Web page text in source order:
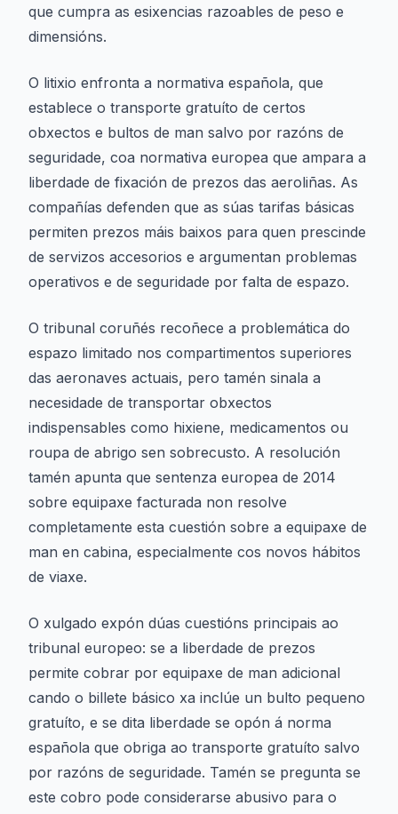
que cumpra as esixencias razoables de peso e
dimensións.
O litixio enfronta a normativa española, que
establece o transporte gratuíto de certos
obxectos e bultos de man salvo por razóns de
seguridade, coa normativa europea que ampara a
liberdade de fixación de prezos das aeroliñas. As
compañías defenden que as súas tarifas básicas
permiten prezos máis baixos para quen prescinde
de servizos accesorios e argumentan problemas
operativos e de seguridade por falta de espazo.
O tribunal coruñés recoñece a problemática do
espazo limitado nos compartimentos superiores
das aeronaves actuais, pero tamén sinala a
necesidade de transportar obxectos
indispensables como hixiene, medicamentos ou
roupa de abrigo sen sobrecusto. A resolución
tamén apunta que sentenza europea de 2014
sobre equipaxe facturada non resolve
completamente esta cuestión sobre a equipaxe de
man en cabina, especialmente cos novos hábitos
de viaxe.
O xulgado expón dúas cuestións principais ao
tribunal europeo: se a liberdade de prezos
permite cobrar por equipaxe de man adicional
cando o billete básico xa inclúe un bulto pequeno
gratuíto, e se dita liberdade se opón á norma
española que obriga ao transporte gratuíto salvo
por razóns de seguridade. Tamén se pregunta se
este cobro pode considerarse abusivo para o